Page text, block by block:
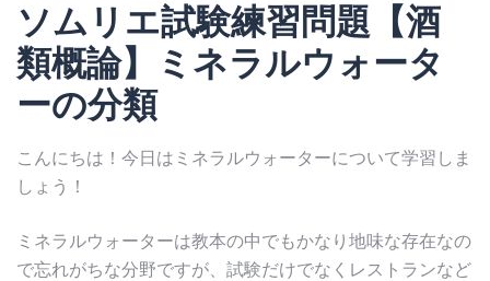
ソムリエ試験練習問題【酒
類概論】ミネラルウォータ
ーの分類
こんにちは！今日はミネラルウォーターについて学習しま
しょう！
ミネラルウォーターは教本の中でもかなり地味な存在なの
で忘れがちな分野ですが、試験だけでなくレストランなど